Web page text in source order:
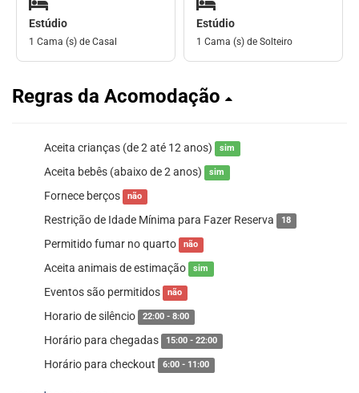
Estúdio
1 Cama (s) de Casal
Estúdio
1 Cama (s) de Solteiro
Regras da Acomodação
Aceita crianças (de 2 até 12 anos) sim
Aceita bebês (abaixo de 2 anos) sim
Fornece berços não
Restrição de Idade Mínima para Fazer Reserva 18
Permitido fumar no quarto não
Aceita animais de estimação sim
Eventos são permitidos não
Horario de silêncio 22:00 - 8:00
Horário para chegadas 15:00 - 22:00
Horário para checkout 6:00 - 11:00